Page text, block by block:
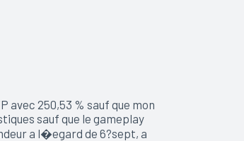
avec 250,53 % sauf que mon
sauf que le gameplay
a l�egard de 6?sept, a